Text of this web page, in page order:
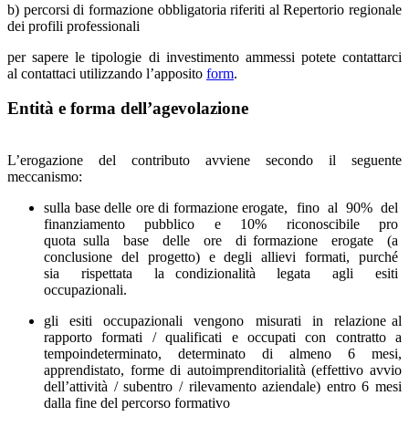
b) percorsi di formazione obbligatoria riferiti al Repertorio regionale
dei profili professionali
per sapere le tipologie di investimento ammessi potete contattarci
al contattaci utilizzando l’apposito form.
Entità e forma dell’agevolazione
L’erogazione del contributo avviene secondo il seguente
meccanismo:
sulla base delle ore di formazione erogate, fino al 90% del
finanziamento pubblico e 10% riconoscibile pro
quota sulla base delle ore di formazione erogate (a
conclusione del progetto) e degli allievi formati, purché
sia rispettata la condizionalità legata agli esiti
occupazionali.
gli esiti occupazionali vengono misurati in relazione al
rapporto formati / qualificati e occupati con contratto a
tempoindeterminato, determinato di almeno 6 mesi,
apprendistato, forme di autoimprenditorialità (effettivo avvio
dell’attività / subentro / rilevamento aziendale) entro 6 mesi
dalla fine del percorso formativo